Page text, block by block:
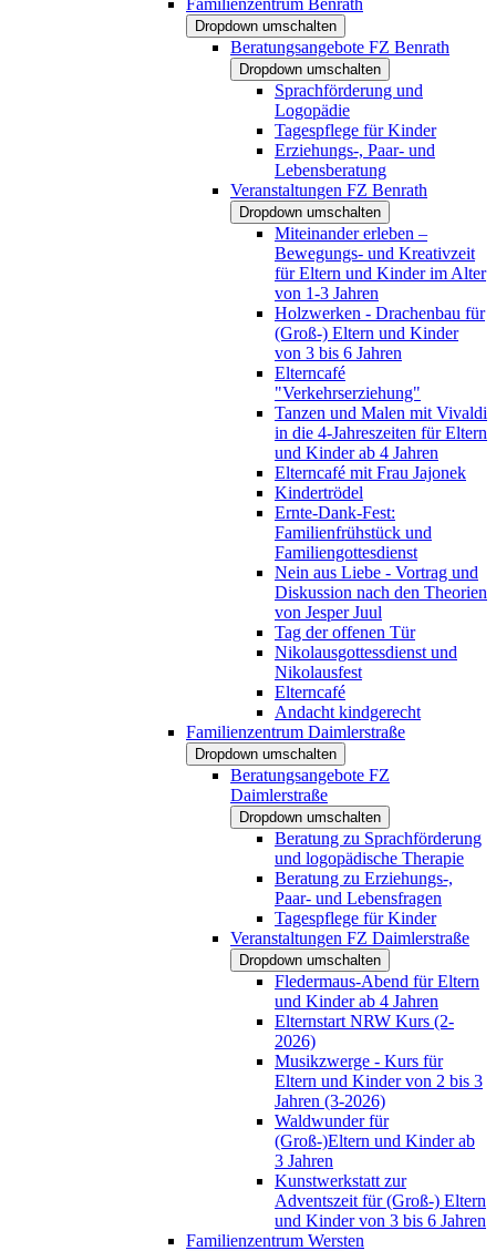
Dropdown umschalten
Beratungsangebote FZ Benrath
Dropdown umschalten
Sprachförderung und
Logopädie
Tagespflege für Kinder
Erziehungs-, Paar- und
Lebensberatung
Veranstaltungen FZ Benrath
Dropdown umschalten
Miteinander erleben –
Bewegungs- und Kreativzeit
für Eltern und Kinder im Alter
von 1-3 Jahren
Holzwerken - Drachenbau für
(Groß-) Eltern und Kinder
von 3 bis 6 Jahren
Elterncafé
"Verkehrserziehung"
Tanzen und Malen mit Vivaldi
in die 4-Jahreszeiten für Eltern
und Kinder ab 4 Jahren
Elterncafé mit Frau Jajonek
Kindertrödel
Ernte-Dank-Fest:
Familienfrühstück und
Familiengottesdienst
Nein aus Liebe - Vortrag und
Diskussion nach den Theorien
von Jesper Juul
Tag der offenen Tür
Nikolausgottessdienst und
Nikolausfest
Elterncafé
Andacht kindgerecht
Familienzentrum Daimlerstraße
Dropdown umschalten
Beratungsangebote FZ
Daimlerstraße
Dropdown umschalten
Beratung zu Sprachförderung
und logopädische Therapie
Beratung zu Erziehungs-,
Paar- und Lebensfragen
Tagespflege für Kinder
Veranstaltungen FZ Daimlerstraße
Dropdown umschalten
Fledermaus-Abend für Eltern
und Kinder ab 4 Jahren
Elternstart NRW Kurs (2-
2026)
Musikzwerge - Kurs für
Eltern und Kinder von 2 bis 3
Jahren (3-2026)
Waldwunder für
(Groß-)Eltern und Kinder ab
3 Jahren
Kunstwerkstatt zur
Adventszeit für (Groß-) Eltern
und Kinder von 3 bis 6 Jahren
Familienzentrum Wersten